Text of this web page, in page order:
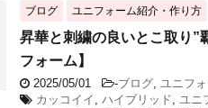
ブログ ユニフォーム紹介・作り方
昇華と刺繍の良いとこ取り”
フォーム】
2025/05/01 -ブログ, ユニフ
カッコイイ , ハイブリッド, ユニ